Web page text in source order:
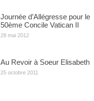
Journée d’Allégresse pour le
50ème Concile Vatican II
28 mai 2012
Au Revoir à Soeur Elisabeth
25 octobre 2011